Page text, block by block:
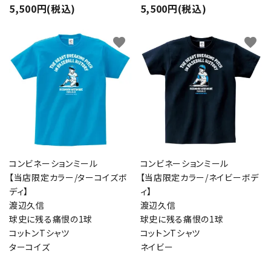
5,500円(税込) 5,500円(税込)
コンビネーションミール
【当店限定カラー/ターコイズボ
ディ】
渡辺久信
球史に残る痛恨の1球
コットンTシャツ
ターコイズ
favorite
コンビネーションミール
【当店限定カラー/ネイビーボデ
ィ】
渡辺久信
球史に残る痛恨の1球
コットンTシャツ
ネイビー
favorite